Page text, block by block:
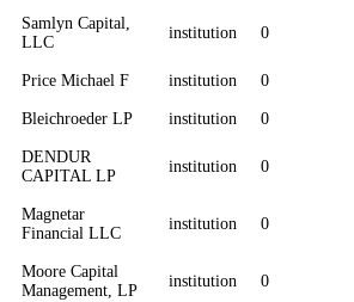
Samlyn Capital,
LLC
institution 0
Price Michael F institution 0
Bleichroeder LP institution 0
DENDUR
CAPITAL LP
institution 0
Magnetar
Financial LLC
institution 0
Moore Capital
Management, LP
institution 0